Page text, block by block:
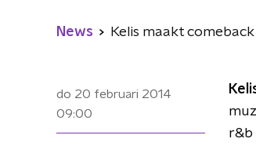
News Kelis maakt
do 20 februari 2014
09:00
r&b